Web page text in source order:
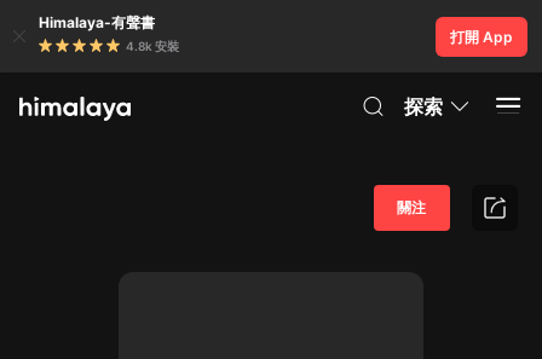
Himalaya-有聲書
4.8k 安裝
打開 App
探索
關注